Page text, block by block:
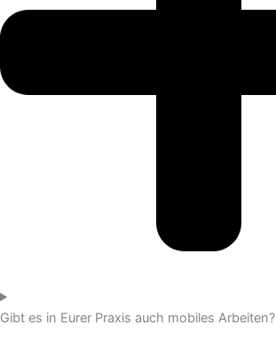
Gibt es in Eurer Praxis auch mobiles Arbeiten?